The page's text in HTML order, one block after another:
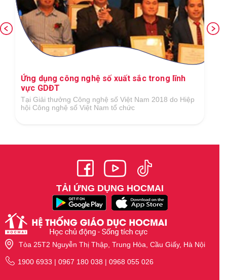
Ứng dụng công nghệ số xuất sắc trong lĩnh
vực GDĐT
Tại Giải thưởng Công nghệ số Việt Nam 2018 do Hiệp
hội Công nghệ số Việt Nam tổ chức
TẢI ỨNG DỤNG HOCMAI
Tòa 25T2 Nguyễn Thị Thập, Trung Hòa, Cầu Giấy, Hà Nội
1900 6933 | 0967 180 038 | 0968 055 026